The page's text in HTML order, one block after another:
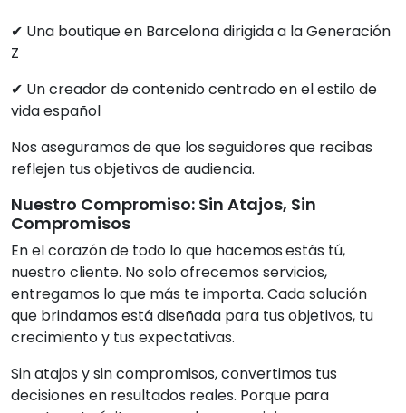
✔ Una boutique en Barcelona dirigida a la Generación
Z
✔ Un creador de contenido centrado en el estilo de
vida español
Nos aseguramos de que los seguidores que recibas
reflejen tus objetivos de audiencia.
Nuestro Compromiso: Sin Atajos, Sin
Compromisos
En el corazón de todo lo que hacemosestás tú,
nuestro cliente. No solo ofrecemos servicios,
entregamos lo que más te importa. Cada solución
que brindamos está diseñada para tus objetivos, tu
crecimiento y tus expectativas.
Sin atajos y sin compromisos, convertimos tus
decisiones en resultados reales. Porque para